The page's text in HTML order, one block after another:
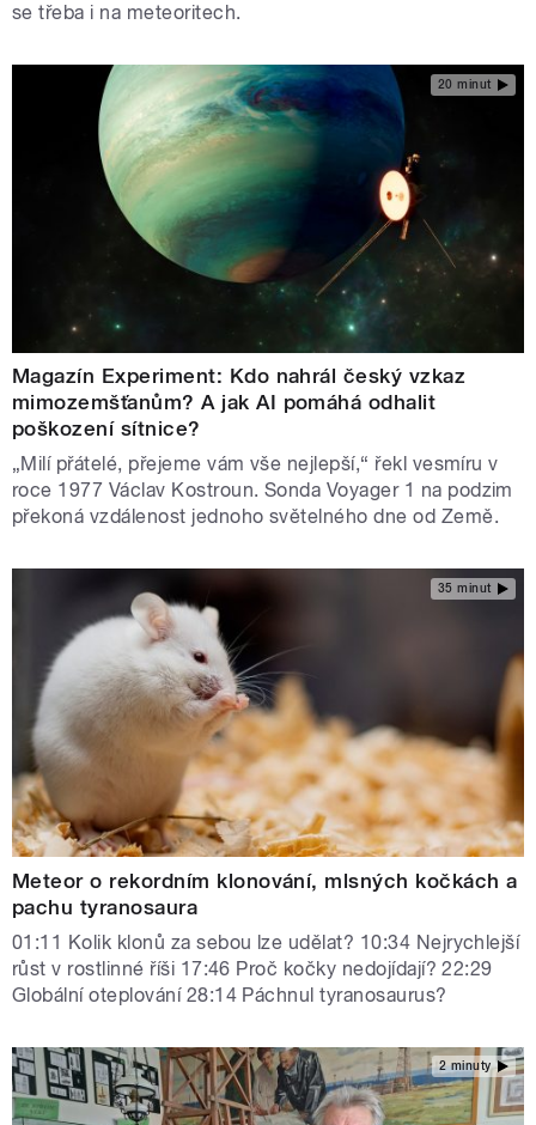
se třeba i na meteoritech.
20 minut
Magazín Experiment: Kdo nahrál český vzkaz
mimozemšťanům? A jak AI pomáhá odhalit
poškození sítnice?
„Milí přátelé, přejeme vám vše nejlepší,“ řekl vesmíru v
roce 1977 Václav Kostroun. Sonda Voyager 1 na podzim
překoná vzdálenost jednoho světelného dne od Země.
35 minut
Meteor o rekordním klonování, mlsných kočkách a
pachu tyranosaura
01:11 Kolik klonů za sebou lze udělat? 10:34 Nejrychlejší
růst v rostlinné říši 17:46 Proč kočky nedojídají? 22:29
Globální oteplování 28:14 Páchnul tyranosaurus?
2 minuty